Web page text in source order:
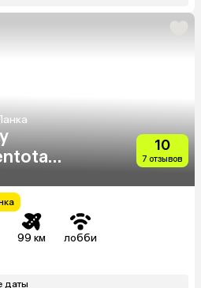
10
7 отзывов
99 км лобби
даты